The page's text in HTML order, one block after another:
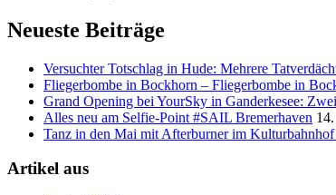
Neueste Beiträge
Versucht­er Totschlag in Hude: Mehrere
Fliegerbombe in Bockhorn – Fliegerbombe in
Grand Opening bei YourSky in Ganderkesee:
Alles neu am Selfie-Point #SAIL Bremerhaven
Tanz in den Mai mit Afterburner im Kulturbahnhof
Artikel aus